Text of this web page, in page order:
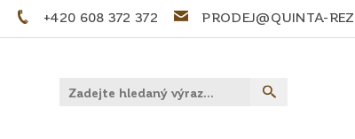
+420 608 372 372 PRODEJ@QUINTA-